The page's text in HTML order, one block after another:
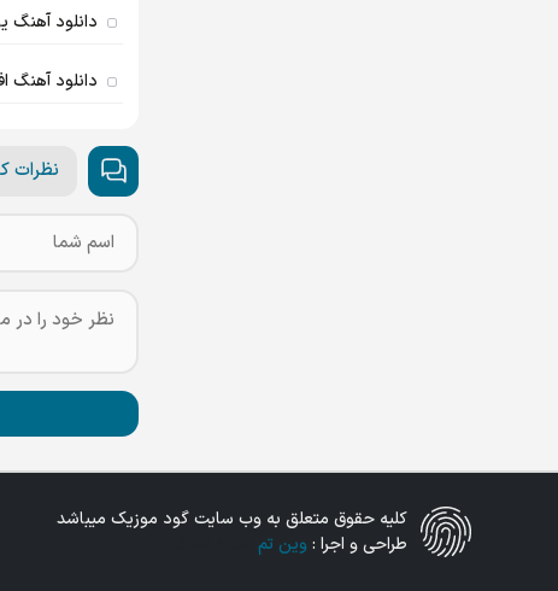
دانلود آهنگ
دانلود آهنگ
نظرات
کلیه حقوق متعلق به وب سایت گود موزیک میباشد
طراحی و اجرا : وین تم